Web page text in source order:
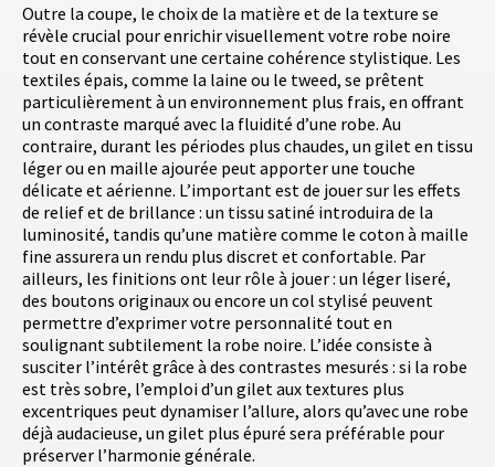
Outre la coupe, le choix de la matière et de la texture se
révèle crucial pour enrichir visuellement votre robe noire
tout en conservant une certaine cohérence stylistique. Les
textiles épais, comme la laine ou le tweed, se prêtent
particulièrement à un environnement plus frais, en offrant
un contraste marqué avec la fluidité d’une robe. Au
contraire, durant les périodes plus chaudes, un gilet en tissu
léger ou en maille ajourée peut apporter une touche
délicate et aérienne. L’important est de jouer sur les effets
de relief et de brillance : un tissu satiné introduira de la
luminosité, tandis qu’une matière comme le coton à maille
fine assurera un rendu plus discret et confortable. Par
ailleurs, les finitions ont leur rôle à jouer : un léger liseré,
des boutons originaux ou encore un col stylisé peuvent
permettre d’exprimer votre personnalité tout en
soulignant subtilement la robe noire. L’idée consiste à
susciter l’intérêt grâce à des contrastes mesurés : si la robe
est très sobre, l’emploi d’un gilet aux textures plus
excentriques peut dynamiser l’allure, alors qu’avec une robe
déjà audacieuse, un gilet plus épuré sera préférable pour
préserver l’harmonie générale.